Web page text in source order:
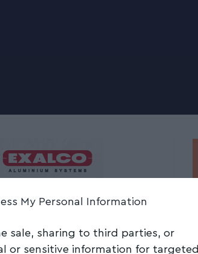
My Personal Information
sale, sharing to third parties, or
or sensitive information for targeted
η